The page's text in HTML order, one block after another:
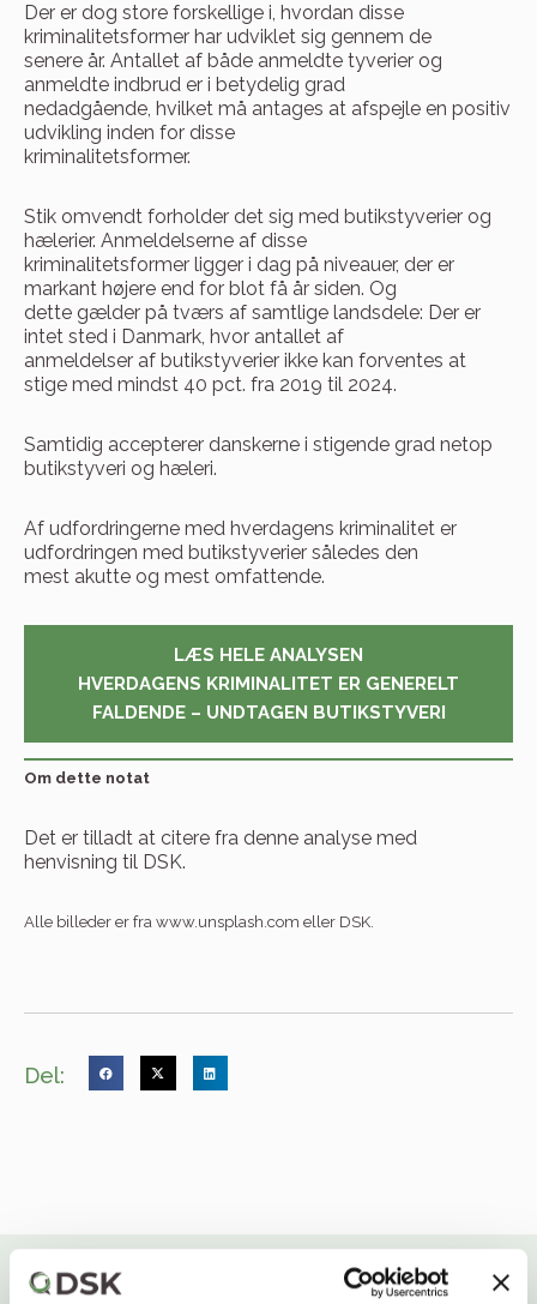
Der er dog store forskellige i, hvordan disse
kriminalitetsformer har udviklet sig gennem de
senere år. Antallet af både anmeldte tyverier og
anmeldte indbrud er i betydelig grad
nedadgående, hvilket må antages at afspejle en positiv
udvikling inden for disse
kriminalitetsformer.
Stik omvendt forholder det sig med butikstyverier og
hælerier. Anmeldelserne af disse
kriminalitetsformer ligger i dag på niveauer, der er
markant højere end for blot få år siden. Og
dette gælder på tværs af samtlige landsdele: Der er
intet sted i Danmark, hvor antallet af
anmeldelser af butikstyverier ikke kan forventes at
stige med mindst 40 pct. fra 2019 til 2024.
Samtidig accepterer danskerne i stigende grad netop
butikstyveri og hæleri.
Af udfordringerne med hverdagens kriminalitet er
udfordringen med butikstyverier således den
mest akutte og mest omfattende.
LÆS HELE ANALYSEN
HVERDAGENS KRIMINALITET ER GENERELT
FALDENDE – UNDTAGEN BUTIKSTYVERI
Om dette notat
Det er tilladt at citere fra denne analyse med
henvisning til DSK.
Alle billeder er fra www.unsplash.com eller DSK.
Del: